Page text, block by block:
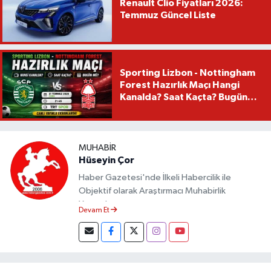
Renault Clio Fiyatları 2026:
Temmuz Güncel Liste
Sporting Lizbon - Nottingham
Forest Hazırlık Maçı Hangi
Kanalda? Saat Kaçta? Bugün
MUHABIR
Hüseyin Çor
Haber Gazetesi'nde İlkeli Habercilik ile
Objektif olarak Araştırmacı Muhabirlik
Yapmaktayım.
Devam Et